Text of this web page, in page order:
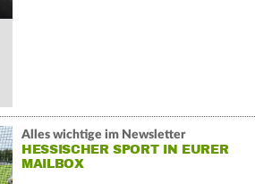
Alles wichtige im Newsletter
HESSISCHER SPORT IN EURER
MAILBOX